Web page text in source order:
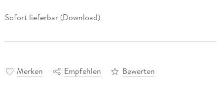
Sofort lieferbar (Download)
Merken Empfehlen Bewerten